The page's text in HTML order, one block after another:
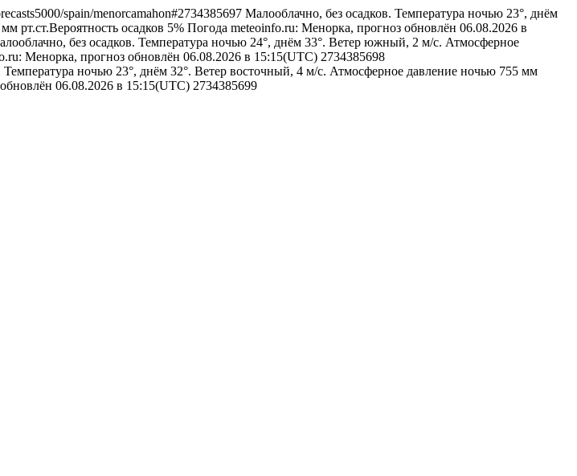
spain/menorcamahon#2734385697 Малооблачно, без осадков. Температура ночью 23°, днём
рт.ст.Вероятность осадков 5% Погода meteoinfo.ru: Менорка, прогноз обновлён 06.08.2026 в
без осадков. Температура ночью 24°, днём 33°. Ветер южный, 2 м/с. Атмосферное
Менорка, прогноз обновлён 06.08.2026 в 15:15(UTC) 2734385698
Температура ночью 23°, днём 32°. Ветер восточный, 4 м/с. Атмосферное давление ночью 755 мм
06.08.2026 в 15:15(UTC) 2734385699